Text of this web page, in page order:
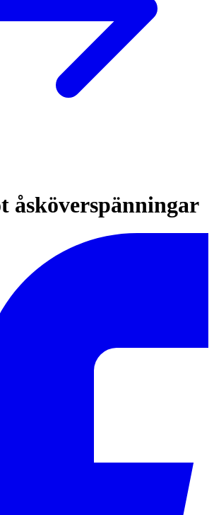
åsköverspänningar